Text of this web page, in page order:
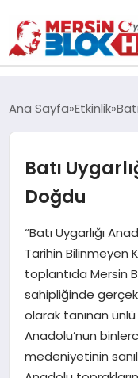
SAĞLIK
EĞITIM
EKONOMI
SANAT
POLITIKA
Ana Sayfa Etkinlik
Batı
Doğdu
“Batı Uygarlığı
Tarihin Bilinmeyen
toplantıda Mersin
sahipliğinde
olarak tanınan ünlü
Anadolu’nun
medeniyetinin